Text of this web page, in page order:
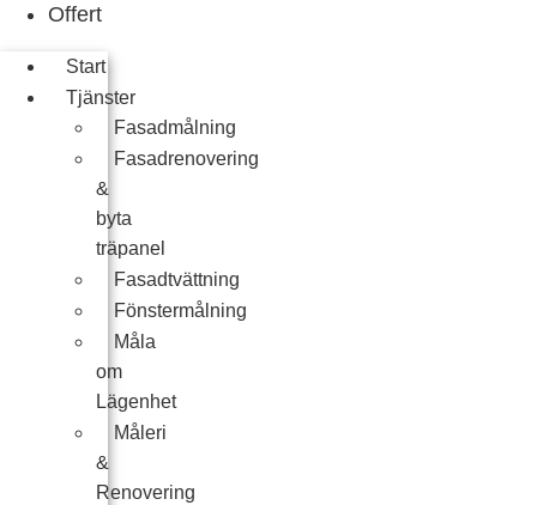
Offert
Start
Tjänster
Fasadmålning
Fasadrenovering
&
byta
träpanel
Fasadtvättning
Fönstermålning
Måla
om
Lägenhet
Måleri
&
Renovering